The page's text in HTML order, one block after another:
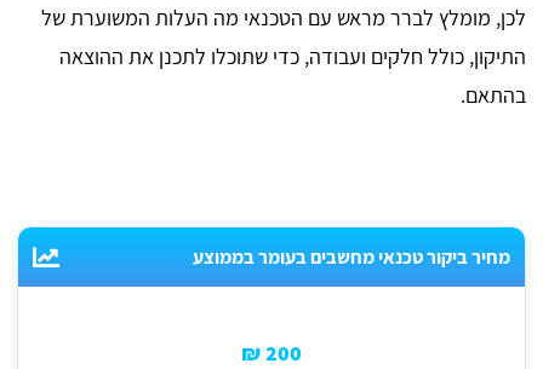
לכן, מומלץ לברר מראש עם הטכנאי מה העלות המשוערת של
התיקון, כולל חלקים ועבודה, כדי שתוכלו לתכנן את ההוצאה
בהתאם.
מחיר ביקור טכנאי מחשבים בעומר בממוצע
200 ₪